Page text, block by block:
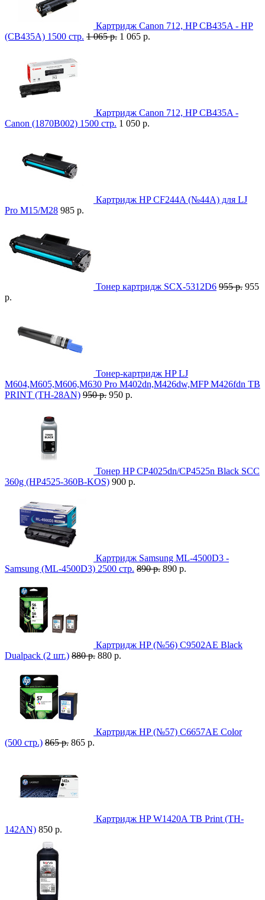
Картридж Canon 712, HP CB435A - HP
(CB435A) 1500 стр. 1 065 р. 1 065 р.
Картридж Canon 712, HP CB435A -
Canon (1870B002) 1500 стр. 1 050 р.
Картридж HP CF244A (№44A) для LJ
Pro M15/M28 985 р.
Тонер картридж SCX-5312D6 955 р. 955
р.
Тонер-картридж HP LJ
M604,M605,M606,M630 Pro M402dn,M426dw,MFP M426fdn TB
PRINT (TH-28AN) 950 р. 950 р.
Тонер HP CP4025dn/CP4525n Black SCC
360g (HP4525-360B-KOS) 900 р.
Картридж Samsung ML-4500D3 -
Samsung (ML-4500D3) 2500 стр. 890 р. 890 р.
Картридж HP (№56) C9502AE Black
Dualpack (2 шт.) 880 р. 880 р.
Картридж HP (№57) C6657AE Color
(500 стр.) 865 р. 865 р.
Картридж HP W1420A TB Print (TH-
142AN) 850 р.